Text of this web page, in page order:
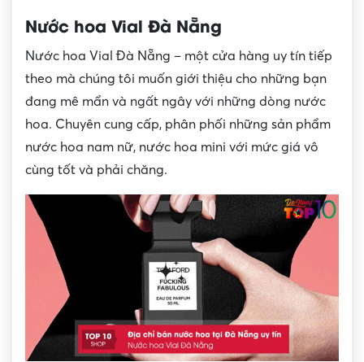
Nước hoa Vial Đà Nẵng
Nước hoa Vial Đà Nẵng – một cửa hàng uy tín tiếp
theo mà chúng tôi muốn giới thiệu cho những bạn
đang mê mẩn và ngất ngây với những dòng nước
hoa. Chuyên cung cấp, phân phối những sản phẩm
nước hoa nam nữ, nước hoa mini với mức giá vô
cùng tốt và phải chăng.